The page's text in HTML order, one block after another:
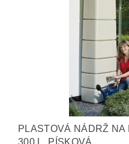
PLASTOVÁ NÁDRŽ
300 L, PÍSKOVÁ